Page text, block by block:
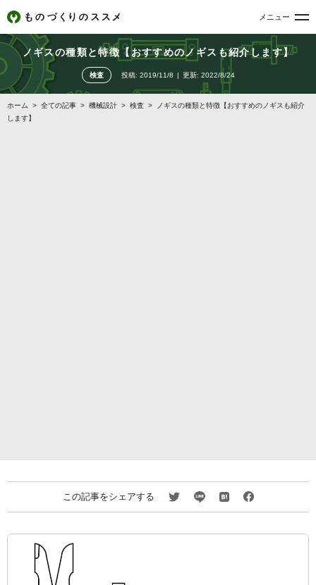
メニュー
ノギスの種類と特徴【おすすめのノギスも紹介します】
検査 投稿: 2019/11/8 更新: 2022/8/24
ホーム > 全ての記事 > 機械設計 > 検査 >
ノギスの種類と特徴【おすすめのノギスも紹介
します】
この記事をシェアする